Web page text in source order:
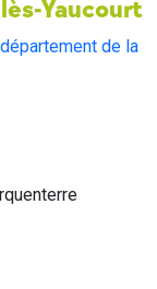
Yaucourt
département de la